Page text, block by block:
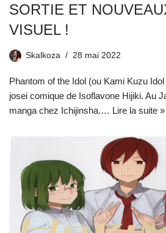
SORTIE ET
VISUEL !
Skalkoza 28 mai 2022
Phantom of the Idol (ou Kami Kuzu
josei comique de Isoflavone Hijiki. Au
manga chez Ichijinsha.… Lire la suite »